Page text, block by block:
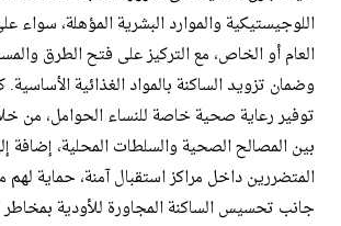
اللوجيستيكية والموارد البشرية المؤهلة، سواء
العام أو الخاص، مع التركيز على فتح الطرق
وضمان تزويد الساكنة بالمواد الغذائية
توفير رعاية صحية خاصة للنساء الحوامل، من
بين المصالح الصحية والسلطات المحلية، إضافة
المتضررين داخل مراكز استقبال آمنة، حماية لهم
جانب تحسيس الساكنة المجاورة للأودية بمخاطر